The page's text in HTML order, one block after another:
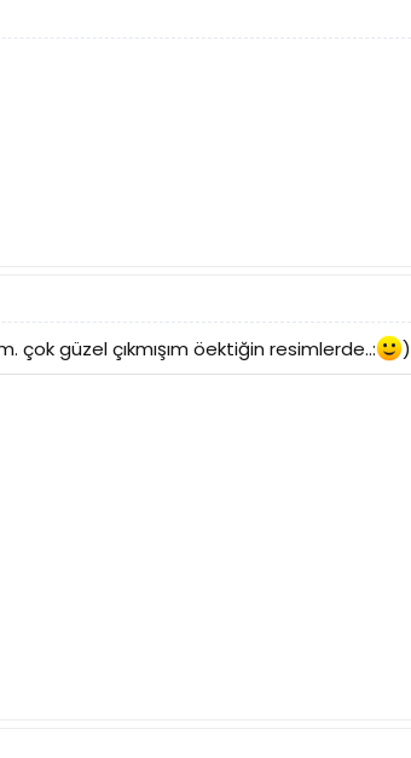
çok güzel çıkmışım öektiğin resimlerde..: )